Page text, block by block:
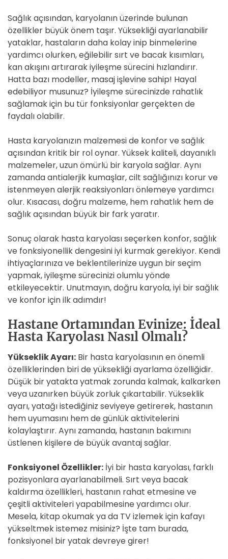
Sağlık açısından, karyolanın üzerinde bulunan
özellikler büyük önem taşır. Yüksekliği ayarlanabilir
yataklar, hastaların daha kolay inip binmelerine
yardımcı olurken, eğilebilir sırt ve bacak kısımları,
kan akışını artırarak iyileşme sürecini hızlandırır.
Hatta bazı modeller, masaj işlevine sahip! Hayal
edebiliyor musunuz? İyileşme sürecinizde rahatlık
sağlamak için bu tür fonksiyonlar gerçekten de
faydalı olabilir.
Hasta karyolanızın malzemesi de konfor ve sağlık
açısından kritik bir rol oynar. Yüksek kaliteli, dayanıklı
malzemeler, uzun ömürlü bir karyola sağlar. Aynı
zamanda antialerjik kumaşlar, cilt sağlığınızı korur ve
istenmeyen alerjik reaksiyonları önlemeye yardımcı
olur. Kısacası, doğru malzeme, hem rahatlık hem de
sağlık açısından büyük bir fark yaratır.
Sonuç olarak hasta karyolası seçerken konfor, sağlık
ve fonksiyonellik dengesini iyi kurmak gerekiyor. Kendi
ihtiyaçlarınıza ve beklentilerinize uygun bir seçim
yapmak, iyileşme sürecinizi olumlu yönde
etkileyecektir. Unutmayın, doğru karyola, iyi bir sağlık
ve konfor için ilk adımdır!
Hastane Ortamından Evinize: İdeal
Hasta Karyolası Nasıl Olmalı?
Yükseklik Ayarı: Bir hasta karyolasının en önemli
özelliklerinden biri de yüksekliği ayarlama özelliğidir.
Düşük bir yatakta yatmak zorunda kalmak, kalkarken
veya uzanırken büyük zorluk çıkartabilir. Yükseklik
ayarı, yatağı istediğiniz seviyeye getirerek, hastanın
hem uyumasını hem de günlük aktivitelerini
kolaylaştırır. Aynı zamanda, hastanın bakımını
üstlenen kişilere de büyük avantaj sağlar.
Fonksiyonel Özellikler: İyi bir hasta karyolası, farklı
pozisyonlara ayarlanabilmeli. Sırt veya bacak
kaldırma özellikleri, hastanın rahat etmesine ve
çeşitli aktiviteleri yapabilmesine yardımcı olur.
Mesela, kitap okumak ya da TV izlemek için kafayı
yükseltmek istemez misiniz? İşte tam burada,
fonksiyonel bir yatak devreye girer!